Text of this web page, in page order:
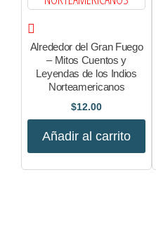
Alrededor del Gran Fuego
– Mitos Cuentos y
Leyendas de los Indios
Norteamericanos
$12.00
Añadir al carrito